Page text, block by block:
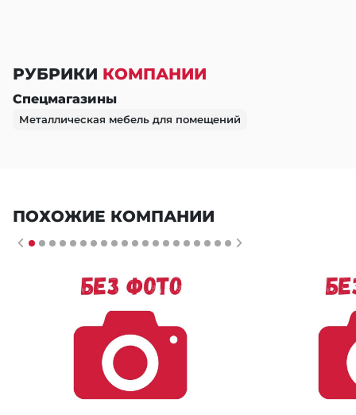
РУБРИКИ КОМПАНИИ
Спецмагазины
Металлическая мебель для помещений
ПОХОЖИЕ КОМПАНИИ